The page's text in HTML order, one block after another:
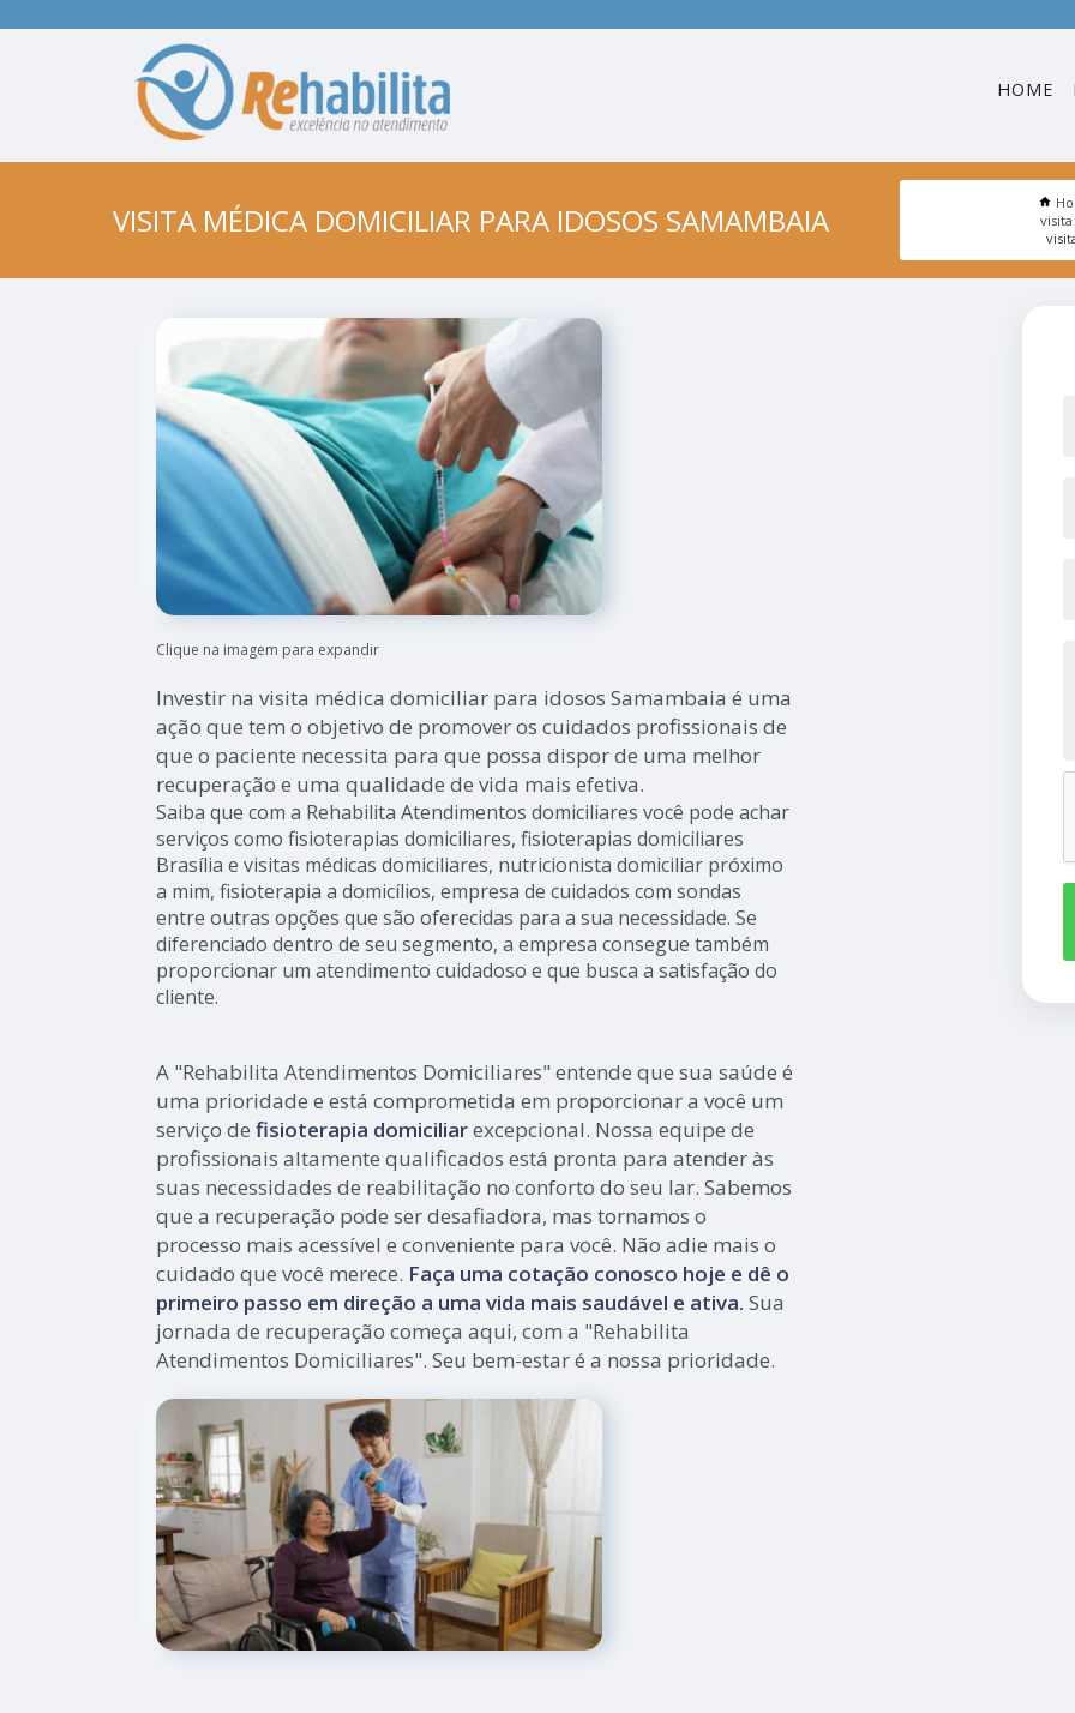
HOME
VISITA MÉDICA DOMICILIAR PARA IDOSOS SAMAMBAIA
Clique na imagem para expandir
Investir na visita médica domiciliar para idosos Samambaia é uma
ação que tem o objetivo de promover os cuidados profissionais de
que o paciente necessita para que possa dispor de uma melhor
recuperação e uma qualidade de vida mais efetiva.
Saiba que com a Rehabilita Atendimentos domiciliares você pode achar
serviços como fisioterapias domiciliares, fisioterapias domiciliares
Brasília e visitas médicas domiciliares, nutricionista domiciliar próximo
a mim, fisioterapia a domicílios, empresa de cuidados com sondas
entre outras opções que são oferecidas para a sua necessidade. Se
diferenciado dentro de seu segmento, a empresa consegue também
proporcionar um atendimento cuidadoso e que busca a satisfação do
cliente.
A "Rehabilita Atendimentos Domiciliares" entende que sua saúde é
uma prioridade e está comprometida em proporcionar a você um
serviço de fisioterapia domiciliarexcepcional. Nossa equipe de
profissionais altamente qualificados está pronta para atender às
suas necessidades de reabilitação no conforto do seu lar. Sabemos
que a recuperação pode ser desafiadora, mas tornamos o
processo mais acessível e conveniente para você. Não adie mais o
cuidado que você merece. Faça uma cotação conosco hoje e dê o
primeiro passo em direção a uma vida mais saudável e ativa. Sua
jornada de recuperação começa aqui, com a "Rehabilita
Atendimentos Domiciliares". Seu bem-estar é a nossa prioridade.